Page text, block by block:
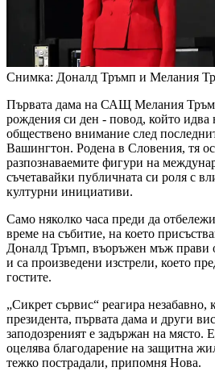
Снимка: Доналд Тръмп и Мелания
Първата дама на САЩ Мелания
рождения си ден - повод, който
обществено внимание след
Вашингтон. Родена в Словения, тя
разпознаваемите фигури на
съчетавайки публичната си роля с
културни инициативи.
Само няколко часа преди да
време на събитие, на което
Доналд Тръмп, въоръжен мъж прави
и са произведени изстрели, което
гостите.
„Сикрет сървис“ реагира незабавно,
президента, първата дама и други
заподозреният е задържан на място.
оцелява благодарение на защитна
тежко пострадали, припомня Нова.